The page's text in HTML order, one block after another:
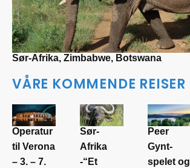
Sør-Afrika, Zimbabwe, Botswana
VÅRE KOMMENDE REISER
Operatur
til Verona
– 3. – 7.
Sør-
Afrika
-“Et
Peer
Gynt-
spelet og